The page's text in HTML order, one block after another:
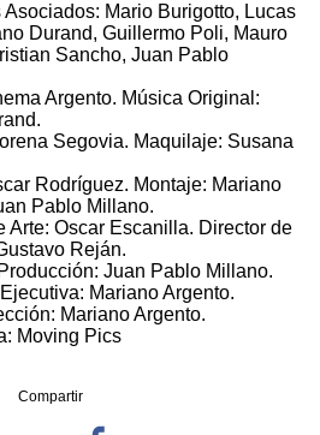
Asociados: Mario Burigotto, Lucas
Durand, Guillermo Poli, Mauro
Sancho, Juan Pablo
Argento. Música Original:
Segovia. Maquilaje: Susana
Rodríguez. Montaje: Mariano
Pablo Millano.
Arte: Oscar Escanilla. Director de
Reján.
Juan Pablo Millano.
Mariano Argento.
Mariano Argento.
Moving Pics
Compartir